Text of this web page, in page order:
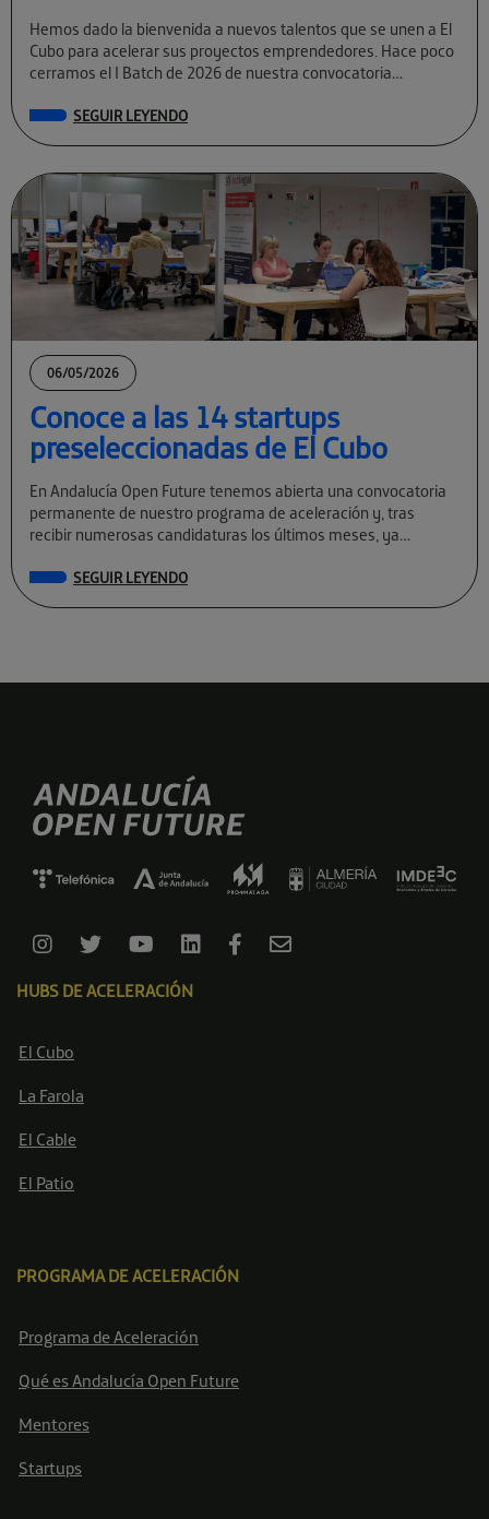
Hemos dado la bienvenida a nuevos talentos que se unen a El
Cubo para acelerar sus proyectos emprendedores. Hace poco
cerramos el I Batch de 2026 de nuestra convocatoria
SEGUIR LEYENDO
06/05/2026
Conoce a las 14 startups
preseleccionadas de El Cubo
En Andalucía Open Future tenemos abierta una convocatoria
permanente de nuestro programa de aceleración y, tras
recibir numerosas candidaturas los últimos meses, ya
SEGUIR LEYENDO
HUBS DE ACELERACIÓN
El Cubo
La Farola
El Cable
El Patio
PROGRAMA DE ACELERACIÓN
Programa de Aceleración
Qué es Andalucía Open Future
Mentores
Startups